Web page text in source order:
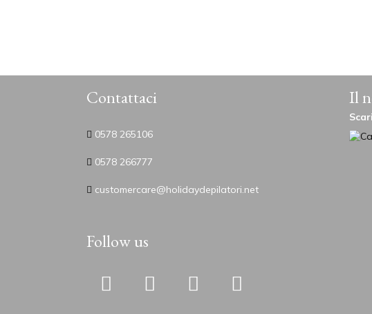
Contattaci
0578 265106
0578 266777
customercare@holidaydepilatori.net
Follow us
Il